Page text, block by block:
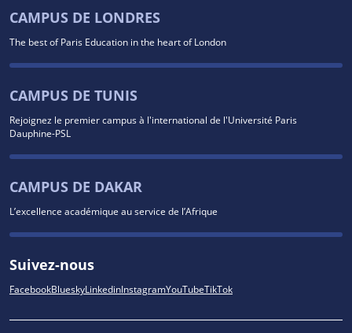
CAMPUS DE LONDRES
The best of Paris Education in the heart of London
CAMPUS DE TUNIS
Rejoignez le premier campus à l'international de l'Université Paris
Dauphine-PSL
CAMPUS DE DAKAR
L’excellence académique au service de l’Afrique
Suivez-nous
FacebookBlueskyLinkedinInstagramYouTubeTikTok